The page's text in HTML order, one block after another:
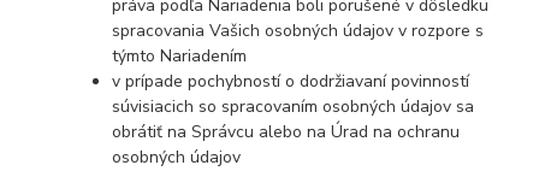
práva podľa Nariadenia boli porušené v dôsledku
spracovania Vašich osobných údajov v rozpore s
týmto Nariadením
v prípade pochybností o dodržiavaní povinností
súvisiacich so spracovaním osobných údajov sa
obrátiť na Správcu alebo na Úrad na ochranu
osobných údajov